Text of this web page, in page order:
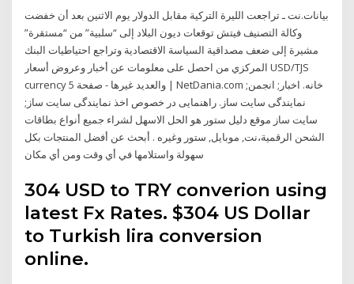
بيانات.نت ـ تراجعت الليرة التركية مقابل الدولار يوم الاثنين بعد أن خفضت
وكالة التصنيف فيتش توقعات ديون البلاد إلى “سلبية” من “مستقرة”
مشيرة إلى ضعف مصداقية السياسة الاقتصادية وتراجع احتياطيات البنك
المركزي من احصل على معلومات عن أخبار وعروض أسعار USD/TJS
currency والعديد غيرها - صفحة 5 | NetDania.com خانه. اخبار; انجمن;
نمایندگی سایت ساز. راهنمایی در خصوص اخذ نمایندگی سایت ساز;
سایت ساز موقع دليل ستور هو الحل الاسهل لشراء جميع أنواع بطاقات
الشحن الرقمية،نت, موبايل, ستور وغيره . أبحث عن أفضل المنتجات بكل
سهولة واستلامها في أي وقت ومن أي مكان
304 USD to TRY converion using
latest Fx Rates. $304 US Dollar
to Turkish lira conversion
online.